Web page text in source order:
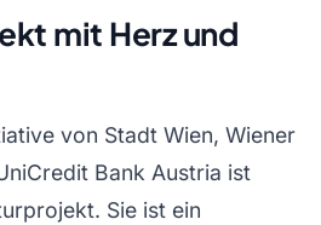
mit Herz und
von Stadt Wien, Wiener
Bank Austria ist
Sie ist ein